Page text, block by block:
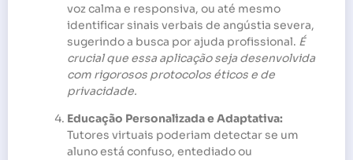
voz calma e responsiva, ou até mesmo
identificar sinais verbais de angústia severa,
sugerindo a busca por ajuda profissional. É
crucial que essa aplicação seja desenvolvida
com rigorosos protocolos éticos e de
privacidade.
Educação Personalizada e Adaptativa:
Tutores virtuais poderiam detectar se um
aluno está confuso, entediado ou